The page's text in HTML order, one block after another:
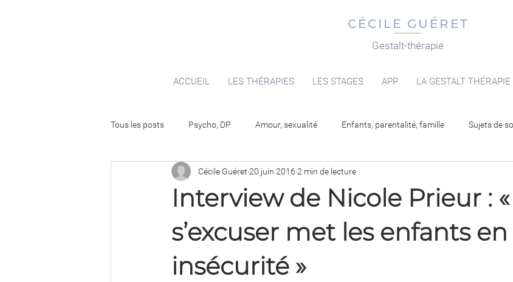
CÉCILE GUÉRET
Gestalt-thérapie
ACCUEIL LES THÉRAPIES LES STAGES APP LA GESTALT THÉRAPIE
Tous les posts Psycho, DP Amour, sexualité Enfants, parentalité, famille Sujets de
Interview de Nicole Prieur :
s’excuser met les enfants en
insécurité »
Cécile Guéret 20 juin 2016 2 min de lecture